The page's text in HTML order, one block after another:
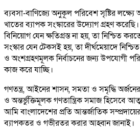
ব্যবসা-বাণিজ্যে অনুকূল পরিবেশ সৃষ্টির
খাতের ব্যাপক সংস্কারের উদ্যোগ গ্রহণ
বিনিয়োগ যেন ক্ষতিগ্রস্ত না হয়, তা নিশ্চিত
সংস্কার যেন টেকসই হয়, তা দীর্ঘমেয়াদে
ও অংশগ্রহণমূলক নির্বাচনের জন্য উপযোগী
কাজ করে যাচ্ছি।
গণতন্ত্র, আইনের শাসন, সমতা ও সমৃদ্ধি
ও অন্তর্ভুক্তিমূলক গণতান্ত্রিক সমাজ হিসেবে
আমি বাংলাদেশের প্রতি আন্তর্জাতিক
ব্যাপকতর ও গভীরতর করার আহ্বান জানাই।